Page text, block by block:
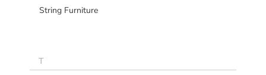
String Furniture
T